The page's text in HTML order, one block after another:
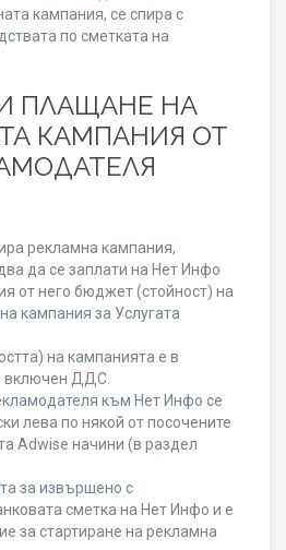
кампания, се спира с
по сметката на
ПЛАЩАНЕ НА
КАМПАНИЯ ОТ
рекламна кампания,
да се заплати на Нет Инфо
от него бюджет (стойност) на
кампания за Услугата
на кампанията е в
включен ДДС.
към Нет Инфо се
лева по някой от посочените
Adwise начини (в раздел
за извършено с
сметка на Нет Инфо и е
за стартиране на рекламна